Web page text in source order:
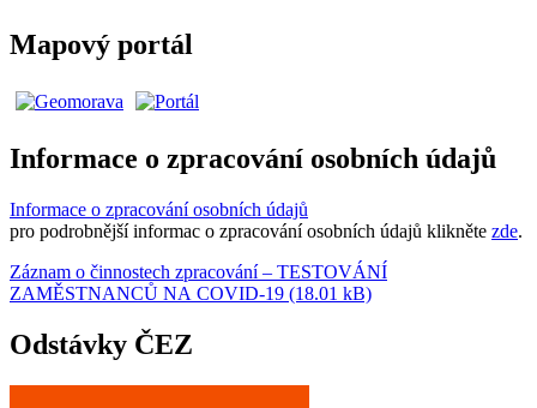
Mapový portál
Informace o zpracování osobních údajů
Informace o zpracování osobních údajů
pro podrobnější informac o zpracování osobních údajů klikněte zde.
Záznam o činnostech zpracování – TESTOVÁNÍ
ZAMĚSTNANCŮ NA COVID-19 (18.01 kB)
Odstávky ČEZ